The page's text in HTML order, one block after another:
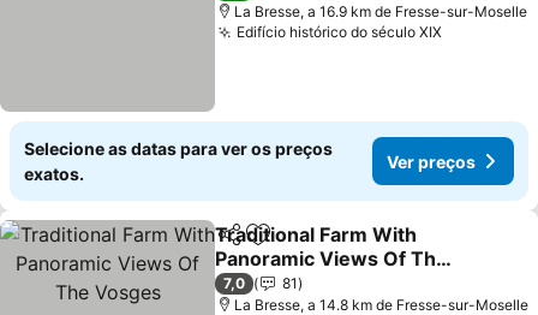
La Bresse, a 16.9 km de Fresse-sur-Moselle
Edifício histórico do século XIX
Selecione as datas para ver os preços
exatos.
Ver preços
PartilharAdicionar aos favoritos
Traditional Farm With
Panoramic Views Of The
Vosges
7,0
81
La Bresse, a 14.8 km de Fresse-sur-Moselle